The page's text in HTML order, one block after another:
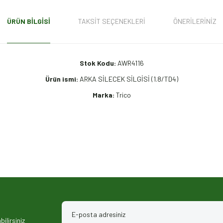
ÜRÜN BILGISI TAKSIT SEÇENEKLERI ÖNERILERINIZ
Stok Kodu: AWR4116
Ürün ismi: ARKA SİLECEK SİLGİSİ (1.8/TD4)
Marka: Trico